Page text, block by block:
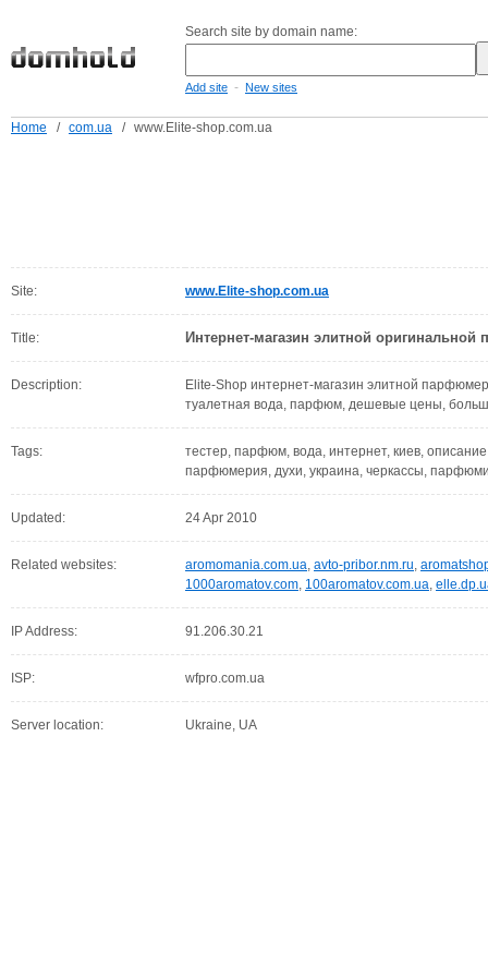
Search site by domain name:
Add site - New sites
Home / com.ua / www.Elite-shop.com.ua
Site: www.Elite-shop.com.ua
Title: Интернет-магазин элитной
Description:
Elite-Shop интернет-магазин элитной
туалетная вода, парфюм, дешевые цены,
Tags:
тестер, парфюм, вода, интернет, киев,
парфюмерия, духи, украина, черкассы,
Updated: 24 Apr 2010
Related websites: aromomania.com.ua, avto-pribor.nm.ru,
1000aromatov.com, 100aromatov.com.ua,
IP Address: 91.206.30.21
ISP: wfpro.com.ua
Server location: Ukraine, UA